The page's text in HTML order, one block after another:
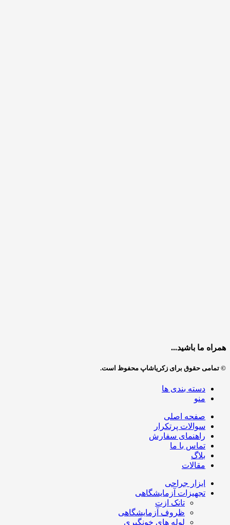
همراه ما باشید...
© تمامی حقوق برای زکریاشاپ محفوظ است.
دسته بندی ها
منو
صفحه اصلی
سوالات پرتکرار
راهنمای سفارش
تماس با ما
بلاگ
مقالات
ابزار جراحی
تجهیزات آزمایشگاهی
تانک ازت
ظروف آزمایشگاهی
لوله های خونگیری